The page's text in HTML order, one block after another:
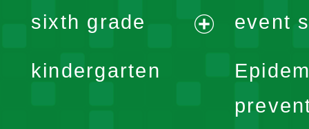
menu
sixth grade
kindergarten
event